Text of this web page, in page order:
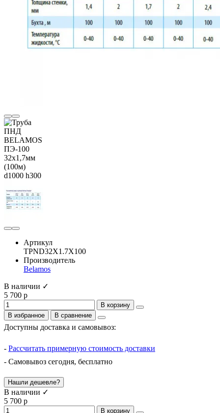
Артикул
TPND32X1.7X100
Производитель
Belamos
В наличии ✓
5 700 р
В корзину
В избранное
В сравнение
Доступны доставка и самовывоз:
- Рассчитать примерную стоимость доставки
- Самовывоз сегодня, бесплатно
Нашли дешевле?
В наличии ✓
5 700 р
В корзину